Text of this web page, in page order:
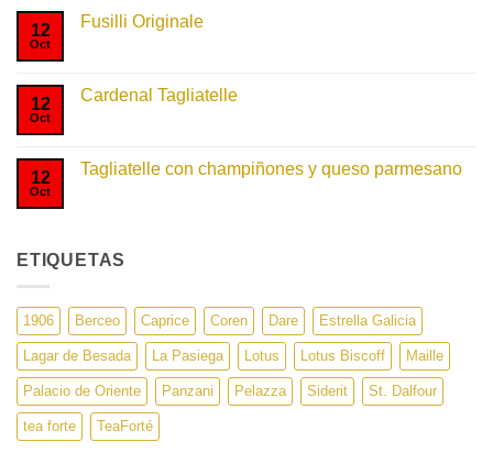
calabacines
en
Fusilli
12
Oct
Fusilli Originale
en
Fusilli
12
Oct
Cardenal Tagliatelle
en
Cardenal
12
Oct
Tagliatelle con champiñones y queso parmesano
con
queso
parmesano
ETIQUETAS
1906 Berceo Caprice Coren Dare Estrella Galicia
Lagar de Besada La Pasiega Lotus Lotus Biscoff Maille
Palacio de Oriente Panzani Pelazza Siderit St. Dalfour
tea forte TeaForté